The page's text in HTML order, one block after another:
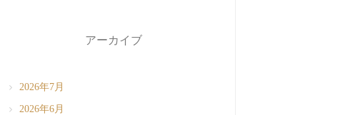
アーカイブ
2026年7月
2026年6月